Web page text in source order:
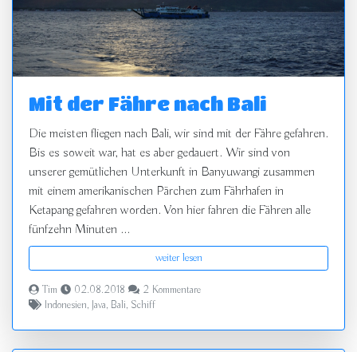
Mit der Fähre nach Bali
Die meisten fliegen nach Bali, wir sind mit der Fähre gefahren.
Bis es soweit war, hat es aber gedauert. Wir sind von
unserer gemütlichen Unterkunft in Banyuwangi zusammen
mit einem amerikanischen Pärchen zum Fährhafen in
Ketapang gefahren worden. Von hier fahren die Fähren alle
fünfzehn Minuten ...
weiter lesen
Tim 02.08.2018
2 Kommentare
Indonesien, Java, Bali, Schiff